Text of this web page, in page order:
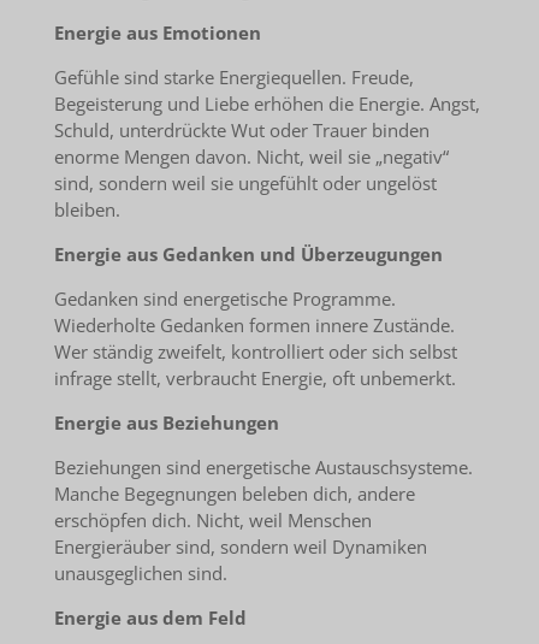
Energie aus Emotionen
Gefühle sind starke Energiequellen. Freude,
Begeisterung und Liebe erhöhen die Energie. Angst,
Schuld, unterdrückte Wut oder Trauer binden
enorme Mengen davon. Nicht, weil sie „negativ“
sind, sondern weil sie ungefühlt oder ungelöst
bleiben.
Energie aus Gedanken und Überzeugungen
Gedanken sind energetische Programme.
Wiederholte Gedanken formen innere Zustände.
Wer ständig zweifelt, kontrolliert oder sich selbst
infrage stellt, verbraucht Energie, oft unbemerkt.
Energie aus Beziehungen
Beziehungen sind energetische Austauschsysteme.
Manche Begegnungen beleben dich, andere
erschöpfen dich. Nicht, weil Menschen
Energieräuber sind, sondern weil Dynamiken
unausgeglichen sind.
Energie aus dem Feld